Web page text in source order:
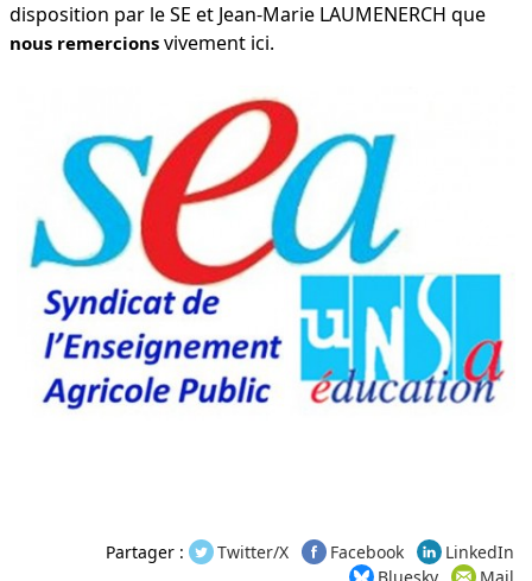
disposition par le SE et Jean-Marie LAUMENERCH que
nous remercions vivement ici.
Partager : Twitter/X Facebook
LinkedIn
Bluesky
Mail